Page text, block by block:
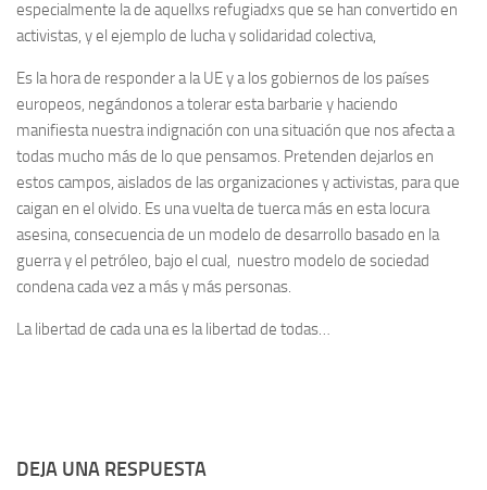
especialmente la de aquellxs refugiadxs que se han convertido en
activistas, y el ejemplo de lucha y solidaridad colectiva,
Es la hora de responder a la UE y a los gobiernos de los países
europeos, negándonos a tolerar esta barbarie y haciendo
manifiesta nuestra indignación con una situación que nos afecta a
todas mucho más de lo que pensamos. Pretenden dejarlos en
estos campos, aislados de las organizaciones y activistas, para que
caigan en el olvido. Es una vuelta de tuerca más en esta locura
asesina, consecuencia de un modelo de desarrollo basado en la
guerra y el petróleo, bajo el cual, nuestro modelo de sociedad
condena cada vez a más y más personas.
La libertad de cada una es la libertad de todas…
DEJA UNA RESPUESTA